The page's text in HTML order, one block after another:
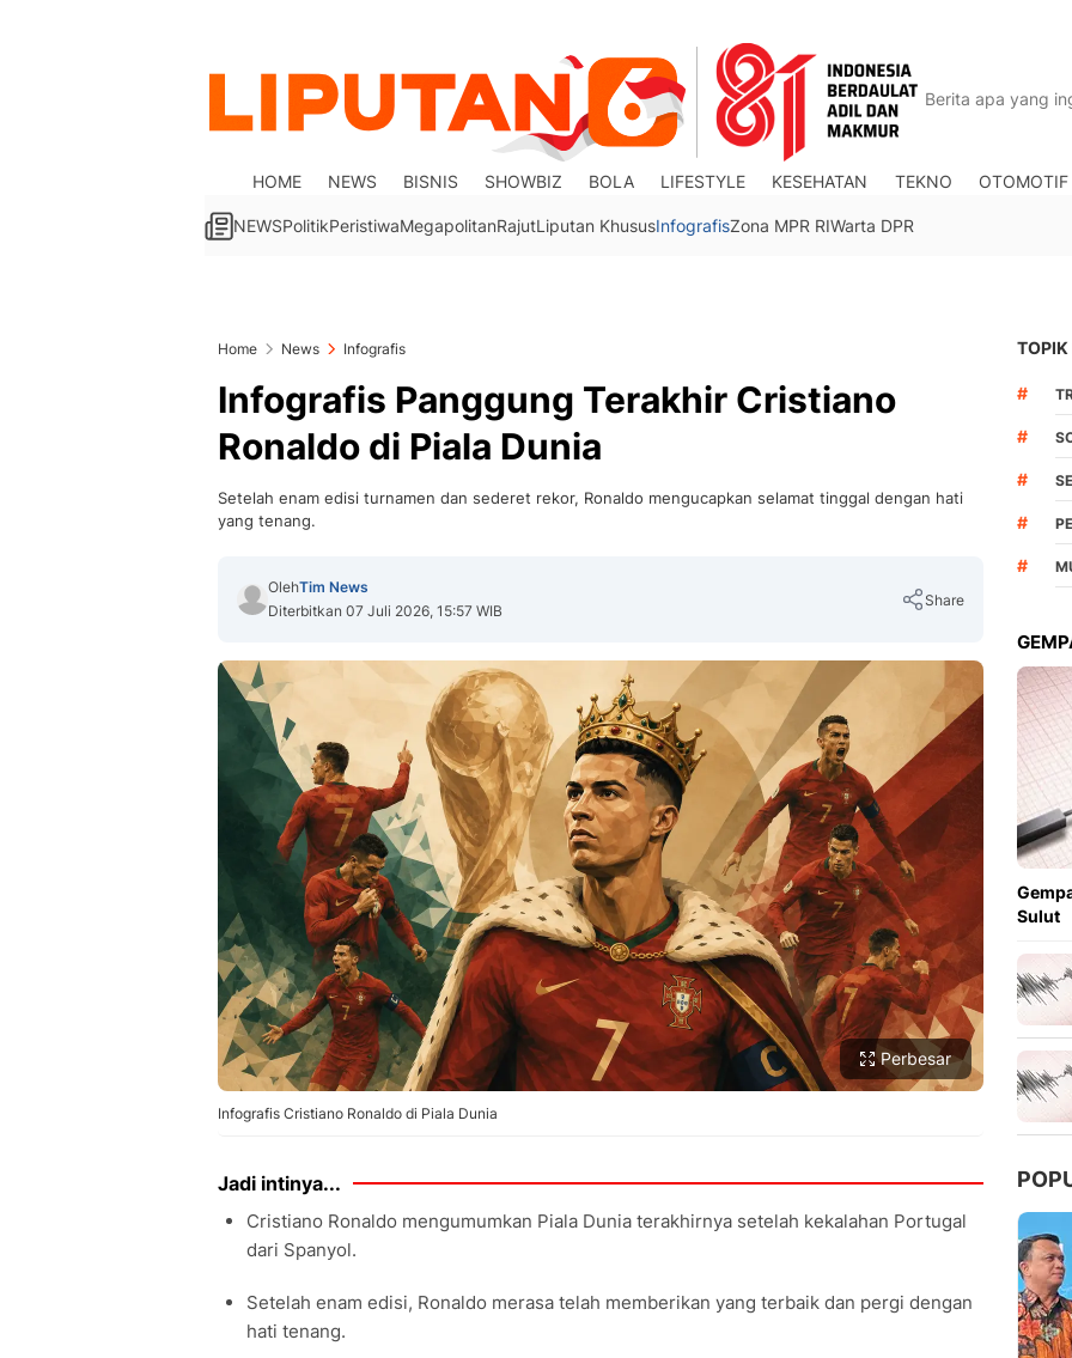
HOME NEWS BISNIS SHOWBIZ BOLA LIFESTYLE KESEHATAN TEKNO OTOMOTIF
NEWSPolitikPeristiwaMegapolitanRajutLiputan KhususInfografisZona MPR RIWarta DPR
Home News Infografis
Infografis Panggung Terakhir Cristiano
Ronaldo di Piala Dunia
Setelah enam edisi turnamen dan sederet rekor, Ronaldo mengucapkan selamat tinggal dengan hati
yang tenang.
OlehTim News
Diterbitkan 07 Juli 2026, 15:57 WIB
Share
Copy Link
Perbesar
Infografis Cristiano Ronaldo di Piala Dunia
Jadi intinya...
Cristiano Ronaldo mengumumkan Piala Dunia terakhirnya setelah kekalahan Portugal
dari Spanyol.
Setelah enam edisi, Ronaldo merasa telah memberikan yang terbaik dan pergi dengan
hati tenang.
TOPIK
#
#
#
#
#
Sulut